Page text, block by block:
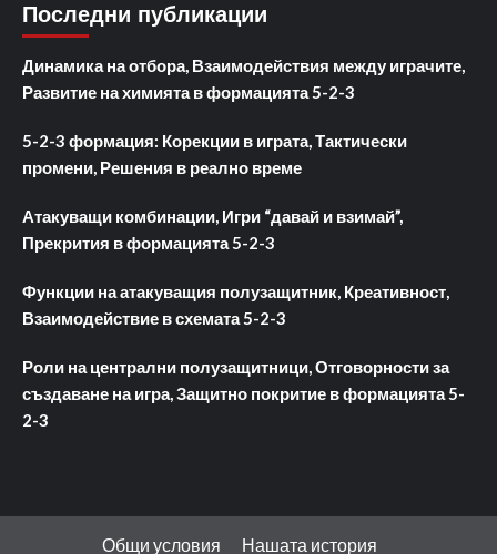
Последни публикации
Динамика на отбора, Взаимодействия между играчите,
Развитие на химията в формацията 5-2-3
5-2-3 формация: Корекции в играта, Тактически
промени, Решения в реално време
Атакуващи комбинации, Игри “давай и взимай”,
Прекрития в формацията 5-2-3
Функции на атакуващия полузащитник, Креативност,
Взаимодействие в схемата 5-2-3
Роли на централни полузащитници, Отговорности за
създаване на игра, Защитно покритие в формацията 5-
2-3
Общи условия Нашата история